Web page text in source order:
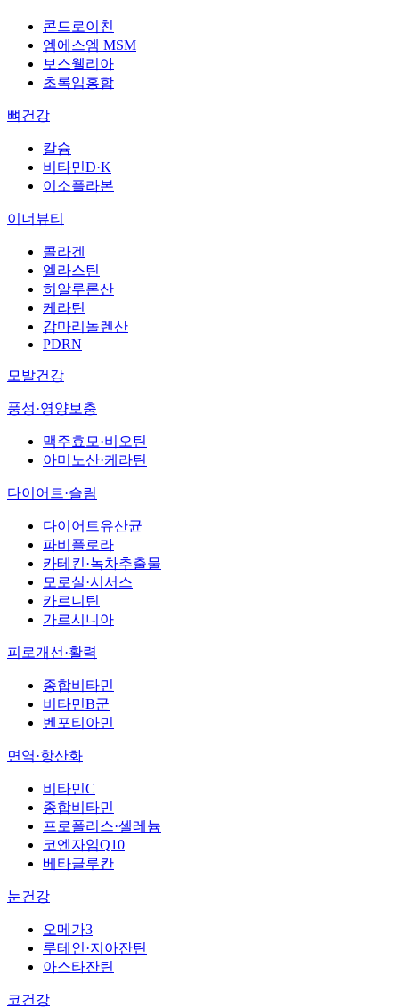
콘드로이친
엠에스엠 MSM
보스웰리아
초록입홍합
뼈건강
칼슘
비타민D·K
이소플라본
이너뷰티
콜라겐
엘라스틴
히알루론산
케라틴
감마리놀렌산
PDRN
모발건강
풍성·영양보충
맥주효모·비오틴
아미노산·케라틴
다이어트·슬림
다이어트유산균
파비플로라
카테킨·녹차추출물
모로실·시서스
카르니틴
가르시니아
피로개선·활력
종합비타민
비타민B군
벤포티아민
면역·항산화
비타민C
종합비타민
프로폴리스·셀레늄
코엔자임Q10
베타글루칸
눈건강
오메가3
루테인·지아잔틴
아스타잔틴
코건강